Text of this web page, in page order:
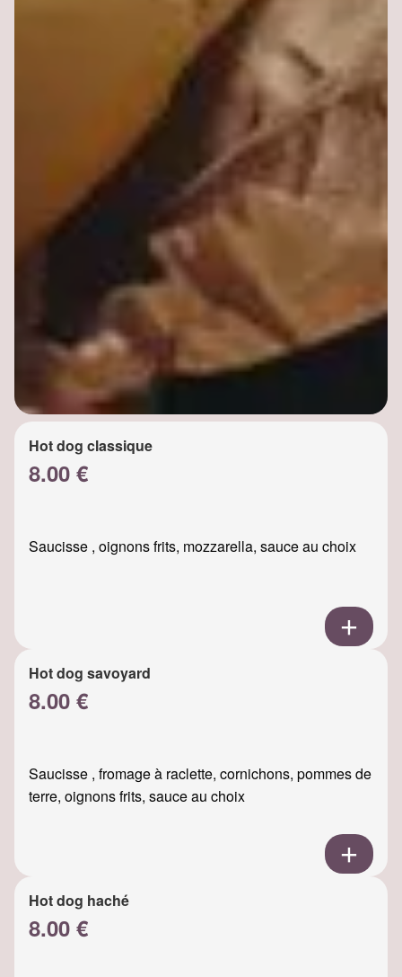
Hot dog classique
8.00 €
Saucisse , oignons frits, mozzarella, sauce au choix
Hot dog savoyard
8.00 €
Saucisse , fromage à raclette, cornichons, pommes de
terre, oignons frits, sauce au choix
Hot dog haché
8.00 €